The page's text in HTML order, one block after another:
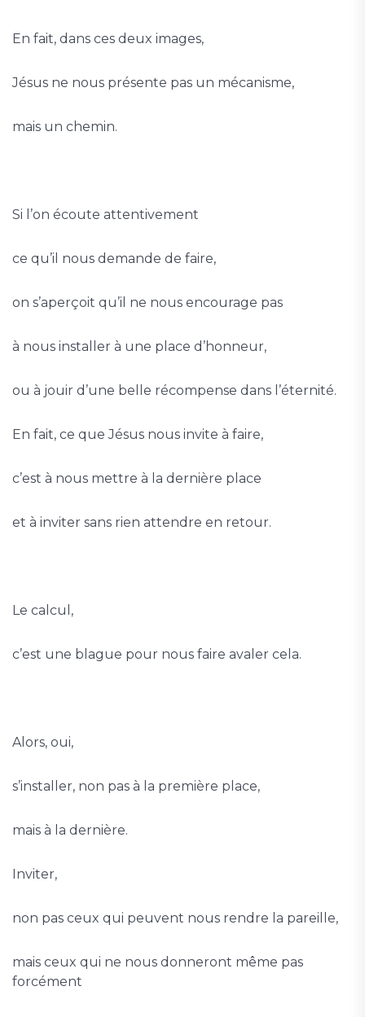
En fait, dans ces deux images,
Jésus ne nous présente pas un mécanisme,
mais un chemin.
Si l’on écoute attentivement
ce qu’il nous demande de faire,
on s’aperçoit qu’il ne nous encourage pas
à nous installer à une place d’honneur,
ou à jouir d’une belle récompense dans l’éternité.
En fait, ce que Jésus nous invite à faire,
c’est à nous mettre à la dernière place
et à inviter sans rien attendre en retour.
Le calcul,
c’est une blague pour nous faire avaler cela.
Alors, oui,
s’installer, non pas à la première place,
mais à la dernière.
Inviter,
non pas ceux qui peuvent nous rendre la pareille,
mais ceux qui ne nous donneront même pas
forcément